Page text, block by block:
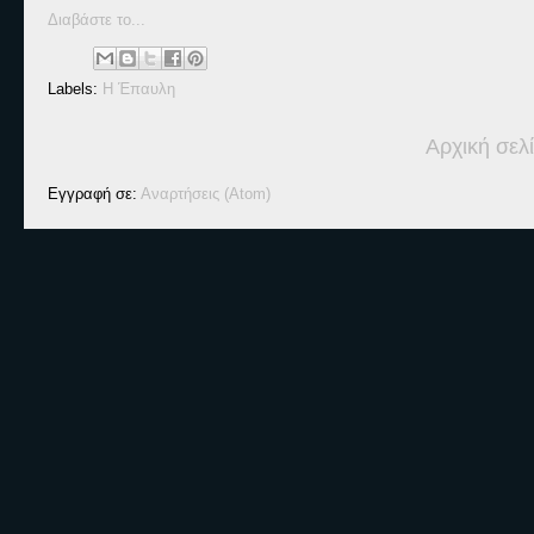
Διαβάστε το...
Labels: Η Έπαυλη
Αρχική
Εγγραφή σε: Αναρτήσεις (Atom)